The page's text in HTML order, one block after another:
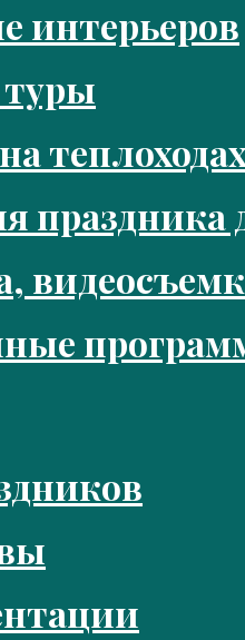
интерьеров